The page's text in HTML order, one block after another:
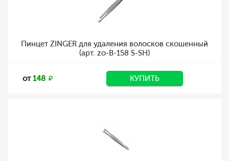
Пинцет ZINGER для удаления волосков скошенный
(арт. zo-B-158 S-SH)
от148 КУПИТЬ